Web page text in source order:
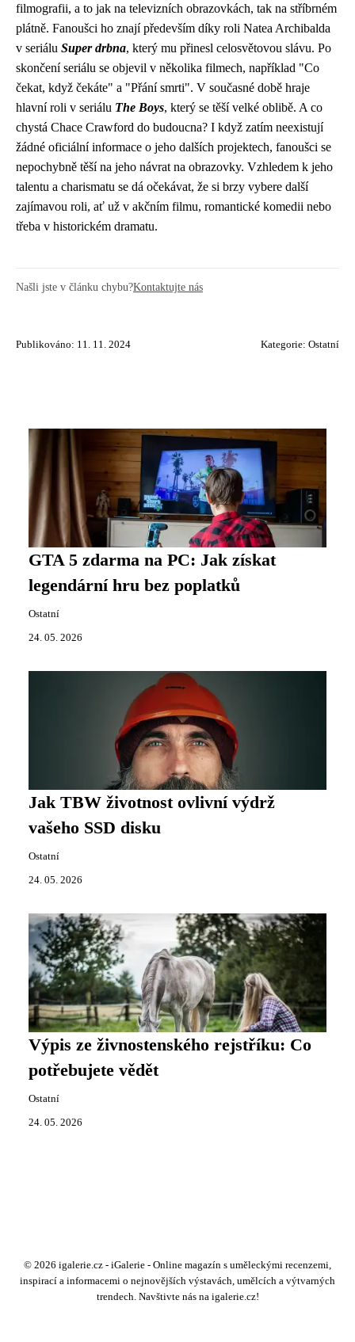
filmografii, a to jak na televizních obrazovkách, tak na stříbrném
plátně. Fanoušci ho znají především díky roli Natea Archibalda
v seriálu Super drbna, který mu přinesl celosvětovou slávu. Po
skončení seriálu se objevil v několika filmech, například "Co
čekat, když čekáte" a "Přání smrti". V současné době hraje
hlavní roli v seriálu The Boys, který se těší velké oblibě. A co
chystá Chace Crawford do budoucna? I když zatím neexistují
žádné oficiální informace o jeho dalších projektech, fanoušci se
nepochybně těší na jeho návrat na obrazovky. Vzhledem k jeho
talentu a charismatu se dá očekávat, že si brzy vybere další
zajímavou roli, ať už v akčním filmu, romantické komedii nebo
třeba v historickém dramatu.
Našli jste v článku chybu?Kontaktujte nás
Publikováno: 11. 11. 2024 Kategorie: Ostatní
GTA 5 zdarma na PC: Jak získat
legendární hru bez poplatků
Ostatní
24. 05. 2026
Jak TBW životnost ovlivní výdrž
vašeho SSD disku
Ostatní
24. 05. 2026
Výpis ze živnostenského rejstříku: Co
potřebujete vědět
Ostatní
24. 05. 2026
© 2026 igalerie.cz - iGalerie - Online magazín s uměleckými recenzemi,
inspirací a informacemi o nejnovějších výstavách, umělcích a výtvarných
trendech. Navštivte nás na igalerie.cz!